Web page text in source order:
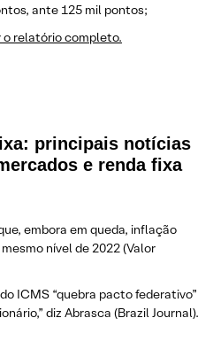
ante 125 mil pontos;
o relatório completo.
principais notícias
e renda fixa
embora em queda, inflação
nível de 2022 (Valor
ICMS “quebra pacto federativo”
diz Abrasca (Brazil Journal).